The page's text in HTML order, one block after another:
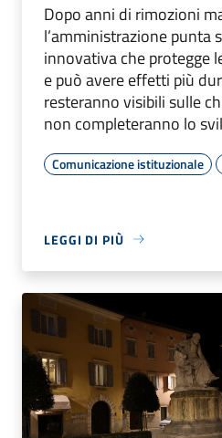
Dopo anni di rimozioni
l’amministrazione punta
innovativa che protegge
e può avere effetti più
resteranno visibili sulle
non completeranno lo
Comunicazione istituzionale
LEGGI DI PIÙ